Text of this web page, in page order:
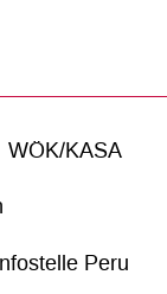
WÖK/KASA
Peru